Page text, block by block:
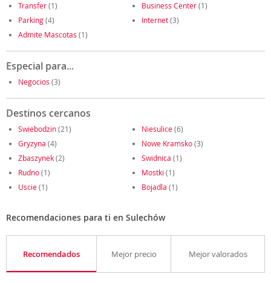
Transfer(1) Business Center(1)
Parking(4) Internet(3)
Admite Mascotas (1)
Especial para...
Negocios (3)
Destinos cercanos
Swiebodzin(21) Niesulice(6)
Gryzyna (4) Nowe Kramsko(3)
Zbaszynek(2) Swidnica (1)
Rudno(1) Mostki (1)
Uscie(1) Bojadla (1)
Recomendaciones para ti en Sulechów
Recomendados Mejor precio Mejor valorados